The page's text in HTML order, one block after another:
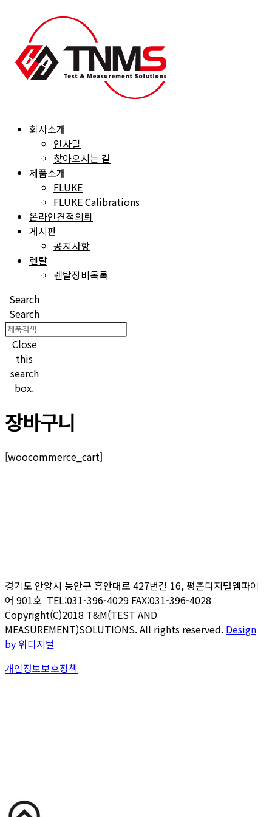
content
회사소개
인사말
찾아오시는 길
제품소개
FLUKE
FLUKE Calibrations
온라인견적의뢰
게시판
공지사항
렌탈
렌탈장비목록
Search
Search
Close
this
search
box.
장바구니
[woocommerce_cart]
경기도 안양시 동안구 흥안대로 427번길 16, 평촌디지털엠파이
어 901호 TEL:031-396-4029 FAX:031-396-4028
Copyright(C)2018 T&M(TEST AND
MEASUREMENT)SOLUTIONS. All rights reserved. Design
by 위디지털
개인정보보호정책